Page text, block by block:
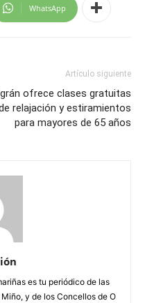
WhatsApp
Artículo siguiente
ofrece clases gratuitas
relajación y estiramientos
para mayores de 65 años
es tu periódico de las
y de los Concellos de O